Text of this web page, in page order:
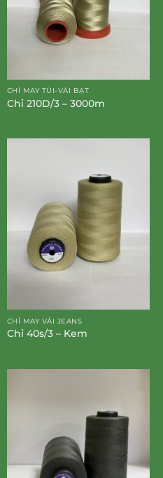
CHỈ MAY TÚI-VẢI BẠT
Chỉ 210D/3 – 3000m
CHỈ MAY VẢI JEANS
Chỉ 40s/3 – Kem